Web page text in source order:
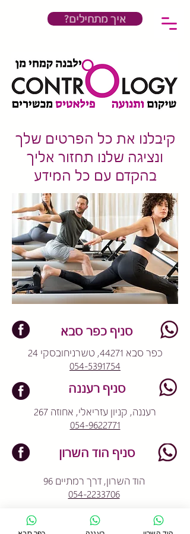
?איך מתחילים
קיבלנו את כל הפרטים שלך
ונציגה שלנו תחזור אליך
בהקדם עם כל המידע
סניף כפר סבא
כפר סבא 44271, טשרניחובסקי 24
054-5391754
סניף רעננה
רעננה, קניון עזריאלי, אחוזה 267
054-9622771
סניף הוד השרון
הוד השרון, דרך רמתיים 96
054-2233706